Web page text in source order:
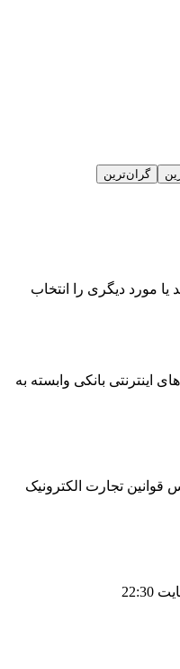
گران‌ترین
یا مورد دیگری را انتخاب
اینترنتی بانکی وابسته به
قوانین تجارت الکترونیک